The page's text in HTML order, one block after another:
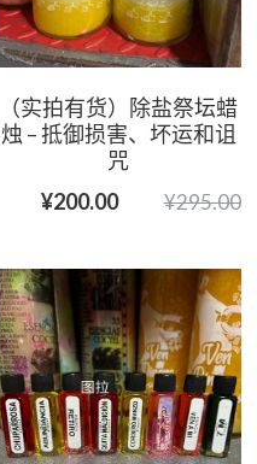
（实拍有货）除盐祭坛蜡
烛 – 抵御损害、坏运和诅
咒
¥200.00
¥295.00